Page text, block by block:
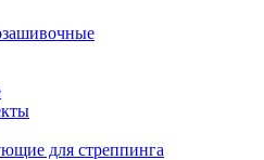
для стреппинга